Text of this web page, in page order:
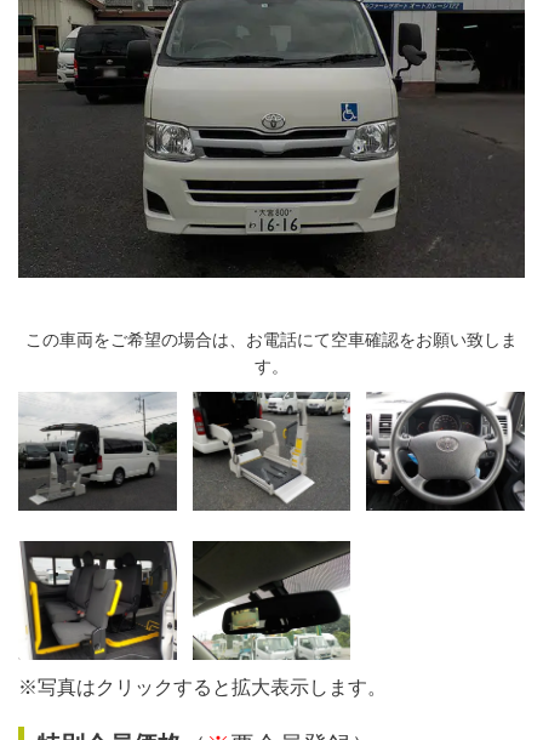
この車両をご希望の場合は、お電話にて空車確認をお願い致しま
す。
※写真はクリックすると拡大表示します。